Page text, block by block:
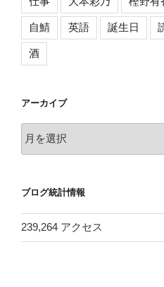
自鯖 英語 誕生日
酒
アーカイブ
ー
ブ
ブログ統計情報
239,264 アクセス